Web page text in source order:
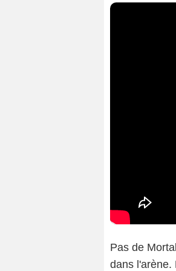
Pas de
dans l'arène.